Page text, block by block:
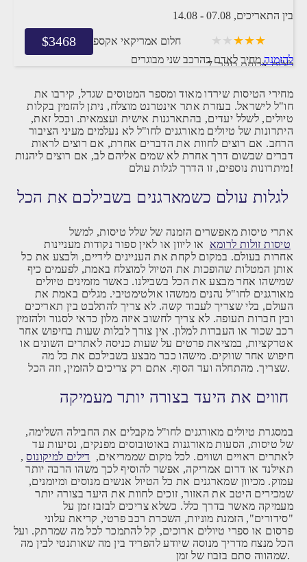
בין התאריכים, -
14.08
חלום אמריקאי אקספרס
7 לילותארוחת בוקר
$3468
להזמנהמחיר לאדם בהרכב שני מבוגרים
מחירי הטיסות שירדו מאוד ומספר המטוסים שגדל, קירבו את
חו"ל לישראל. בעזרת אתר אינטרנט מוצלח, ניתן להזמין בקלות
טיולים, לשלל יעדים, בהתארגנות אישית ועצמאית. ובכל זאת,
היתרונות של טיולים מאורגנים לחו"ל לא נעלמים מעיני הציבור
הרחב. אם רוצים לחוות את הדברים אחרת, אם רוצים לראות
דברים שבשום דרך אחרת לא שמים אליהם לב, אם רוצים ליהנות
מיתרונות נוספים, זו הדרך לגלות עולם!
אתרי טיסות מאפשרים הזמנה של שלל טיסות, למשל
טיסות זולות לרומא
או ליוון או לאין ספור נקודות מעניינות
אחרות בעולם. במקום לקחת את העניינים לידיים, ולבצע את כל
אותן המטלות שהופכות את הטיול למוצלח באמת, לפעמים כיף
שמישהו אחר מבצע את הכל בשבילנו. כאשר מזמינים טיולים
מאורגנים לחו"ל נהנים ממשהו אולטימטיבי. מגלים באמת את
העולם, בלי שצריך לעבוד קשה. לא צריך להתלבט בין תאריכים
ובין חברות תעופה. לא צריך לחשוב איזה מלון כדאי לסגור ולהזמין
רכב שכור או העברות למלון. אין צורך לבלות שעות בחיפוש אחר
אטרקציות, במציאת פרטים על שעות כניסה לאתרים השונים או
חיפוש אחר שווקים. מישהו כבר מבצע בשבילכם את כל מה
שצריך. מהתחלה ועד הסוף. אתם רק צריכים להזמין, וזה הכל.
במסגרת טיולים מאורגנים לחו"ל מקבלים את החבילה השלימה,
של טיסות, הסעות מאורגנות באוטובוסים מפנקים, נסיעות עד
לאתרים ראויים ושווים. לכל מקום שממריאים,
דילים למיקונוס ,
תאילנד או דרום אמריקה, אפשר להוסיף לכך משהו הרבה יותר
עמוק. מכיוון שמארגנים את כל הטיול אנשים מנוסים ומיומנים,
שמכירים היטב את האזור, זוכים לחוות את היעד בצורה יותר
מעמיקה מאשר בדרך כלל. כשלא צריכים לבזבז זמן על
"סידורים", הזמנת מוניות, השכרת רכב פרטי, קריאת עלוני
פרסום או ספרי טיולים ארוכים, קל להתמכר לכל מה שמרתק. ועל
הכל מנצח מדריך מנוסה שיודע להפריד בין מה שאותנטי לבין מה
שמהווה סתם בזבוז של זמן.